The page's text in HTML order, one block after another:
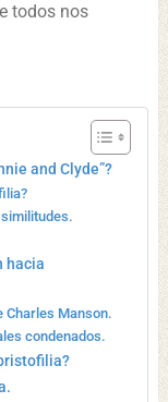
todos nos
and Clyde”?
hacia
Charles Manson.
condenados.